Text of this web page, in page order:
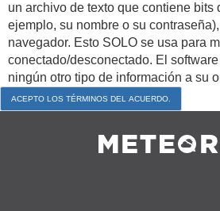
un archivo de texto que contiene bits
ejemplo, su nombre o su
navegador. Esto SOLO se usa para
conectado/desconectado. El
ningún otro tipo de información a su